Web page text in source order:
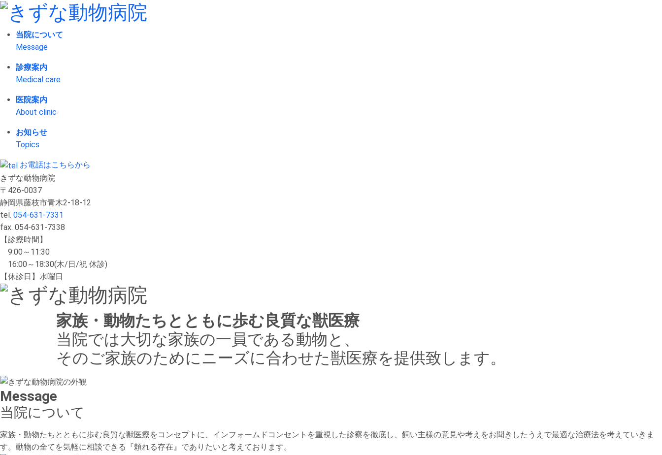
当院について
Message
診療案内
Medical care
医院案内
About clinic
お知らせ
Topics
お電話はこちらから
きずな動物病院
〒426-0037
静岡県藤枝市青木2-18-12
tel. 054-631-7331
fax. 054-631-7338
【診療時間】
9:00～11:30
16:00～18:30(木/日/祝 休診)
【休診日】水曜日
家族・動物たちとともに歩む良質な獣医療
当院では大切な家族の一員である動物と、
そのご家族のためにニーズに合わせた獣医療を提供致します。
Message
当院について
家族・動物たちとともに歩む良質な獣医療をコンセプトに、インフォームドコンセントを重視した診察を徹底し、飼い主様の意見や考えをお聞きしたうえで最適な治療法を考えていきま
す。動物の全てを気軽に相談できる『頼れる存在』でありたいと考えております。